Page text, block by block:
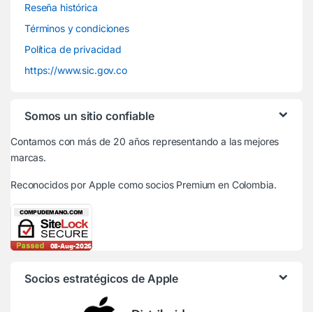
Reseña histórica
Términos y condiciones
Política de privacidad
https://www.sic.gov.co
Somos un sitio confiable
Contamos con más de 20 años representando a las mejores
marcas.
Reconocidos por Apple como socios Premium en Colombia.
Socios estratégicos de Apple